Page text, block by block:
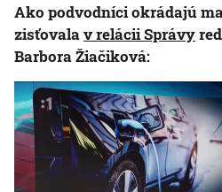
Ako podvodníci okrádajú
zisťovalav relácii Správy
Barbora Žiačiková: